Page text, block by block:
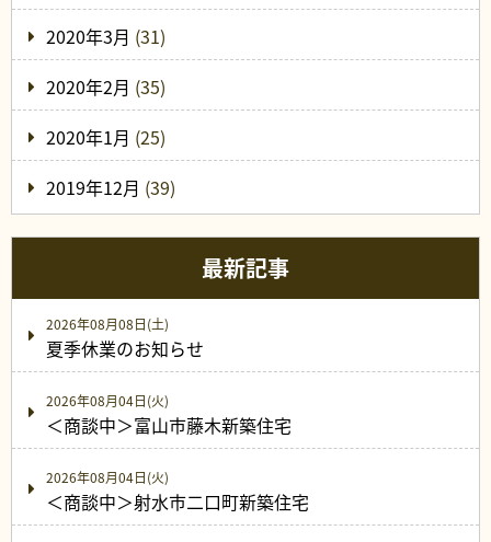
2020年3月 (31)
2020年2月 (35)
2020年1月 (25)
2019年12月 (39)
最新記事
2026年08月08日(土)
夏季休業のお知らせ
2026年08月04日(火)
＜商談中＞富山市藤木新築住宅
2026年08月04日(火)
＜商談中＞射水市二口町新築住宅